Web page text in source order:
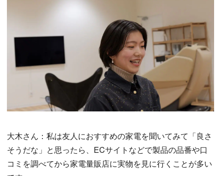
大木さん：私は友人におすすめの家電を聞いてみて「良さ
そうだな」と思ったら、ECサイトなどで製品の品番や口
コミを調べてから家電量販店に実物を見に行くことが多い